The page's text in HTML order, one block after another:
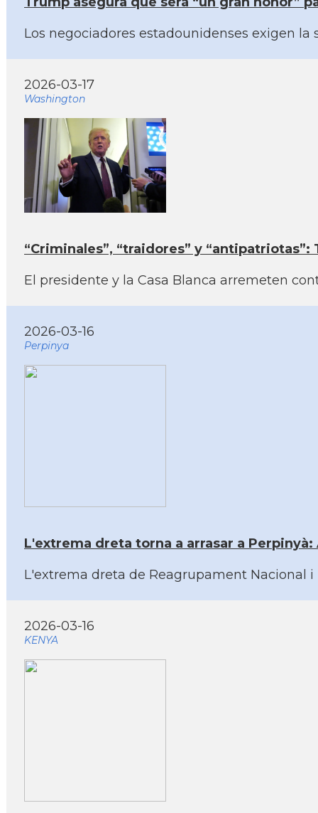
Los negociadores estadounidenses exigen la
2026-03-17
Washington
“Criminales”, “traidores” y
El presidente y la Casa Blanca arremeten
2026-03-16
Perpinya
L'extrema dreta torna a arrasar a
L'extrema dreta de Reagrupament Nacional
2026-03-16
KENYA